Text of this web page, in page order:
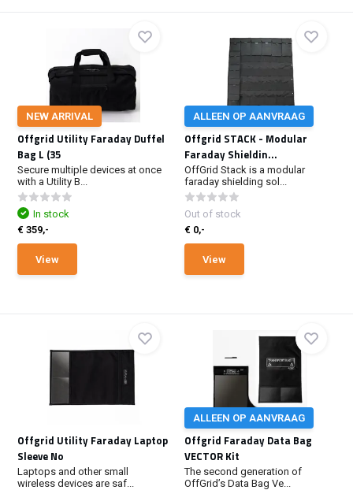
NEW ARRIVAL
Offgrid Utility Faraday Duffel
Bag L (35
Secure multiple devices at once
with a Utility B...
In stock
€ 359,-
View
ALLEEN OP AANVRAAG
Offgrid STACK - Modular
Faraday Shieldin...
OffGrid Stack is a modular
faraday shielding sol...
Out of stock
€ 0,-
View
Offgrid Utility Faraday Laptop
Sleeve No
Laptops and other small
wireless devices are saf...
ALLEEN OP AANVRAAG
Offgrid Faraday Data Bag
VECTOR Kit
The second generation of
OffGrid’s Data Bag Ve...